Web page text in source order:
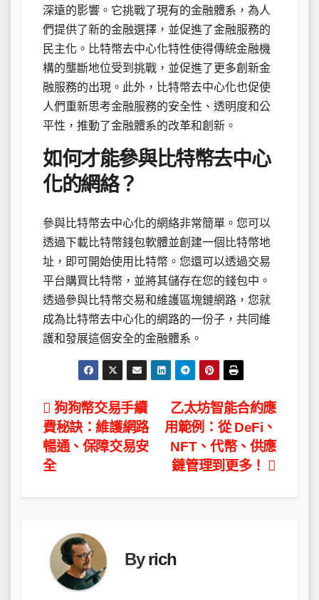
深遠的影響。它挑戰了現有的金融體系，為人
們提供了新的金融選擇，並促進了金融服務的
民主化。比特幣去中心化特性使得傳統金融機
構的壟斷地位受到挑戰，並促進了更多創新金
融服務的出現。此外，比特幣去中心化也促使
人們重新思考金融服務的安全性、透明度和公
平性，推動了金融體系的改革和創新。
如何才能參與比特幣去中心
化的網絡？
參與比特幣去中心化的網絡非常簡單。您可以
透過下載比特幣錢包軟體並創建一個比特幣地
址，即可開始使用比特幣。您還可以透過交易
平台購買比特幣，並將其儲存在您的錢包中。
透過參與比特幣交易和維護區塊鏈網路，您就
成為比特幣去中心化的網路的一份子，共同維
護和發展這個安全的金融體系。
文
章
導
覽
乙太坊智能合約應
用範例：從 DeFi、
NFT、代幣、供應
鏈管理到更多！
狗狗幣交易手續
費秘訣：維護網路
暢通、保障交易安
全
Byrich